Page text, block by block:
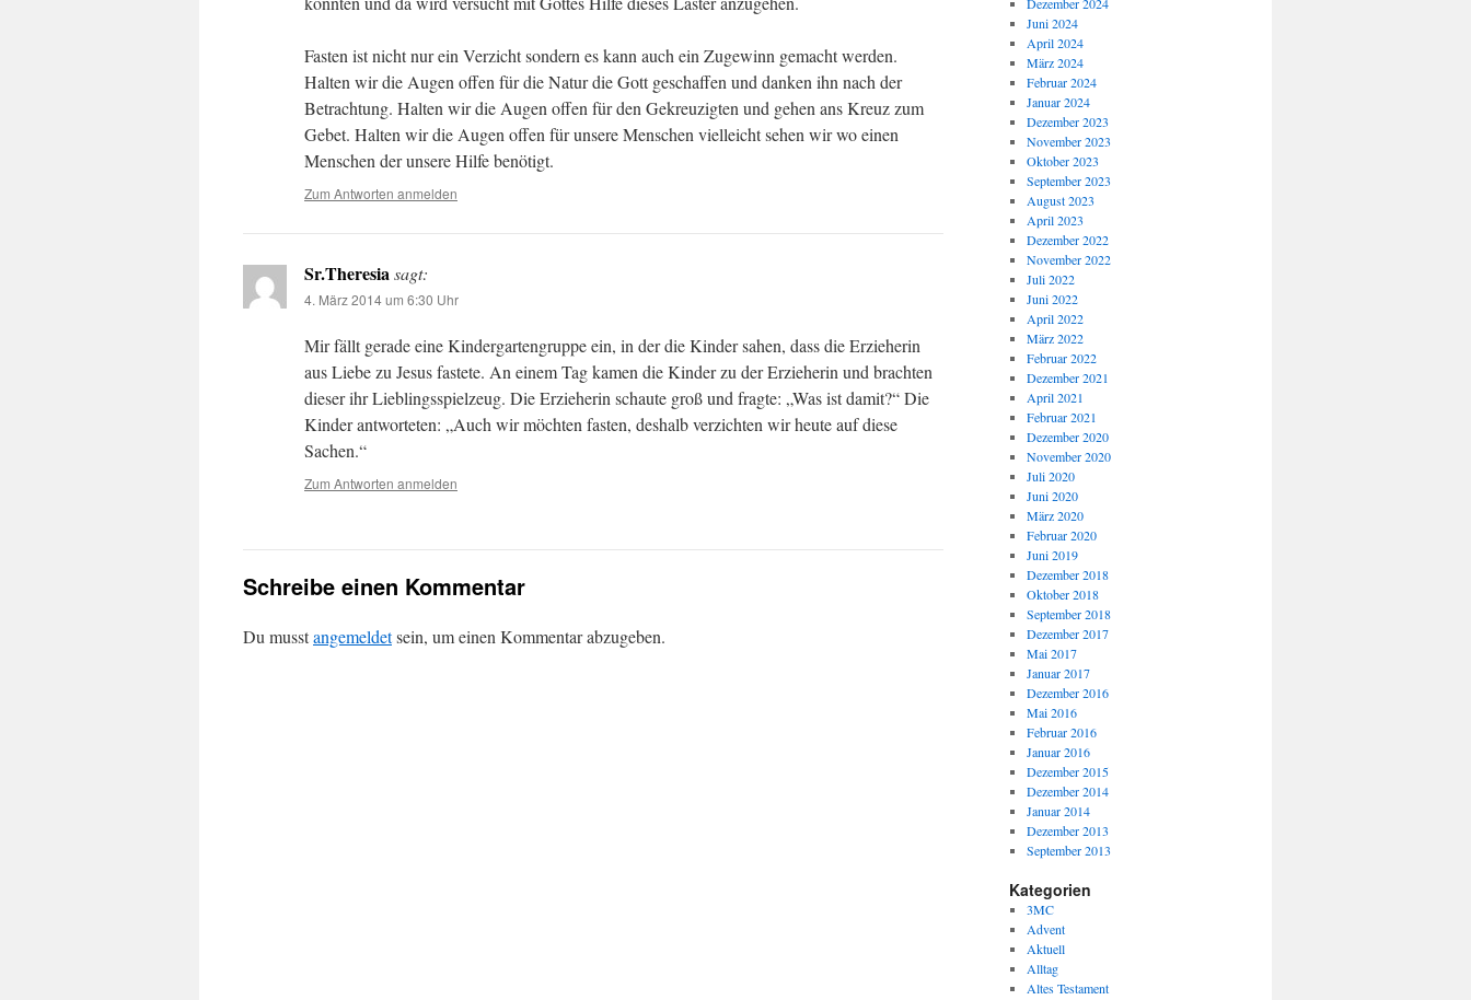
Fasten ist nicht nur ein Verzicht sondern es kann auch ein Zugewinn gemacht werden.
Halten wir die Augen offen für die Natur die Gott geschaffen und danken ihn nach der
Betrachtung. Halten wir die Augen offen für den Gekreuzigten und gehen ans Kreuz zum
Gebet. Halten wir die Augen offen für unsere Menschen vielleicht sehen wir wo einen
Menschen der unsere Hilfe benötigt.
Zum Antworten anmelden
Sr.Theresiasagt:
4. März 2014 um 6:30 Uhr
Mir fällt gerade eine Kindergartengruppe ein, in der die Kinder sahen, dass die Erzieherin
aus Liebe zu Jesus fastete. An einem Tag kamen die Kinder zu der Erzieherin und brachten
dieser ihr Lieblingsspielzeug. Die Erzieherin schaute groß und fragte: „Was ist damit?“ Die
Kinder antworteten: „Auch wir möchten fasten, deshalb verzichten wir heute auf diese
Sachen.“
Zum Antworten anmelden
Schreibe einen Kommentar
Du musstangemeldetsein, um einen Kommentar abzugeben.
Juni 2024
April 2024
März 2024
Februar 2024
Januar 2024
Dezember 2023
November 2023
Oktober 2023
September 2023
August 2023
April 2023
Dezember 2022
November 2022
Juli 2022
Juni 2022
April 2022
März 2022
Februar 2022
Dezember 2021
April 2021
Februar 2021
Dezember 2020
November 2020
Juli 2020
Juni 2020
März 2020
Februar 2020
Juni 2019
Dezember 2018
Oktober 2018
September 2018
Dezember 2017
Mai 2017
Januar 2017
Dezember 2016
Mai 2016
Februar 2016
Januar 2016
Dezember 2015
Dezember 2014
Januar 2014
Dezember 2013
September 2013
Kategorien
3MC
Advent
Aktuell
Alltag
Altes Testament